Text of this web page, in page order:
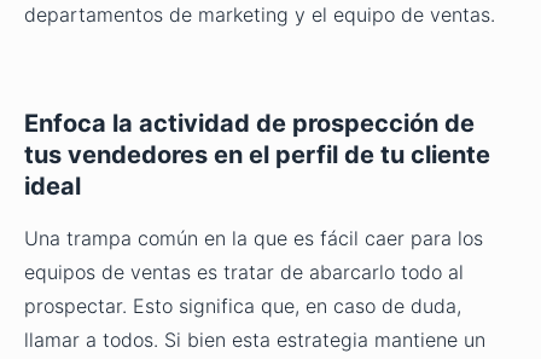
departamentos de marketing y el equipo de ventas.
Enfoca la actividad de prospección de
tus vendedores en el perfil de tu cliente
ideal
Una trampa común en la que es fácil caer para los
equipos de ventas es tratar de abarcarlo todo al
prospectar. Esto significa que, en caso de duda,
llamar a todos. Si bien esta estrategia mantiene un